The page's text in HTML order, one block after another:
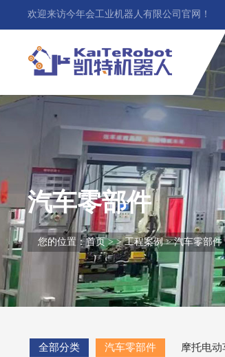
欢迎来访今年会工业机器人有限公司官网！
汽车零部件
您的位置：首页> >工程案例>汽车零部件
全部分类 汽车零部件 摩托电动